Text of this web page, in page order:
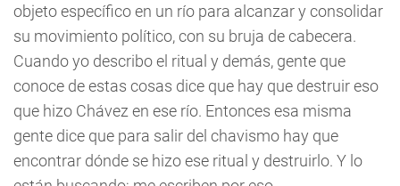
objeto específico en un río para alcanzar y consolidar
su movimiento político, con su bruja de cabecera.
Cuando yo describo el ritual y demás, gente que
conoce de estas cosas dice que hay que destruir eso
que hizo Chávez en ese río. Entonces esa misma
gente dice que para salir del chavismo hay que
encontrar dónde se hizo ese ritual y destruirlo. Y lo